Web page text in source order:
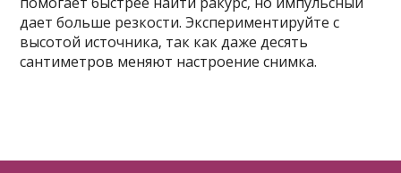
дает больше резкости. Экспериментируйте с
высотой источника‚ так как даже десять
сантиметров меняют настроение снимка.